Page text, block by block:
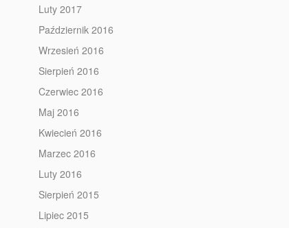
Luty 2017
Październik 2016
Wrzesień 2016
Sierpień 2016
Czerwiec 2016
Maj 2016
Kwiecień 2016
Marzec 2016
Luty 2016
Sierpień 2015
Lipiec 2015